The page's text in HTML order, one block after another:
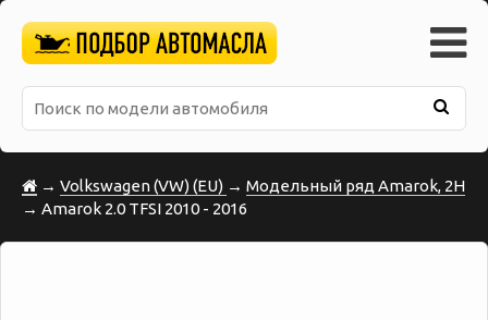
→ Volkswagen (VW) (EU) → Модельный ряд Amarok, 2H
→ Amarok 2.0 TFSI 2010 - 2016